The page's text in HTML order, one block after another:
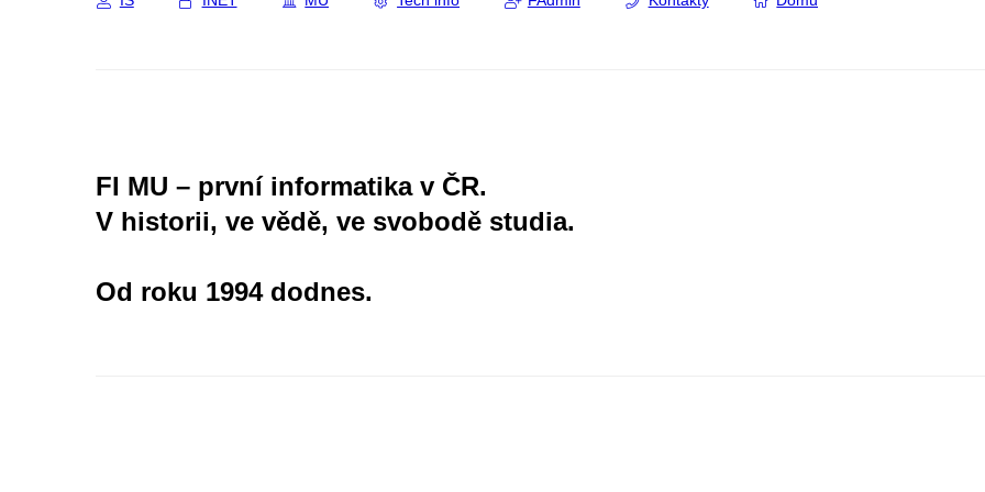
FI MU – první informatika v ČR.
V historii, ve vědě, ve svobodě studia.
Od roku 1994 dodnes.